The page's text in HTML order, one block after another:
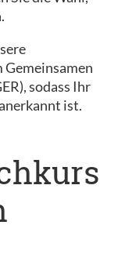
sodass Ihr
ist.